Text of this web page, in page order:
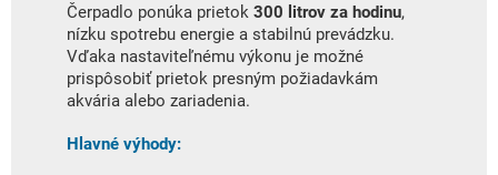
Čerpadlo ponúka prietok 300 litrov za hodinu,
nízku spotrebu energie a stabilnú prevádzku.
Vďaka nastaviteľnému výkonu je možné
prispôsobiť prietok presným požiadavkám
akvária alebo zariadenia.
Hlavné výhody: